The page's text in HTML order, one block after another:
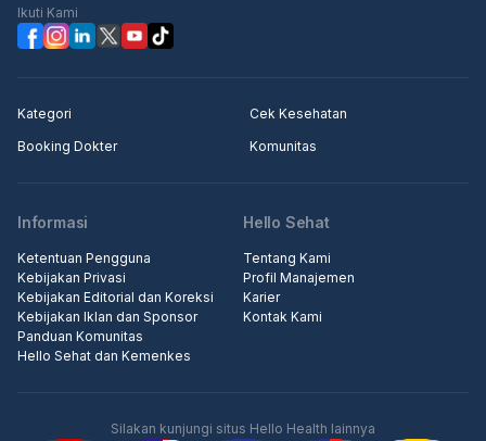
Ikuti Kami
Kategori
Cek Kesehatan
Booking Dokter
Komunitas
Informasi
Ketentuan Pengguna
Kebijakan Privasi
Kebijakan Editorial dan Koreksi
Kebijakan Iklan dan Sponsor
Panduan Komunitas
Hello Sehat dan Kemenkes
Hello Sehat
Tentang Kami
Profil Manajemen
Karier
Kontak Kami
Silakan kunjungi situs Hello Health lainnya